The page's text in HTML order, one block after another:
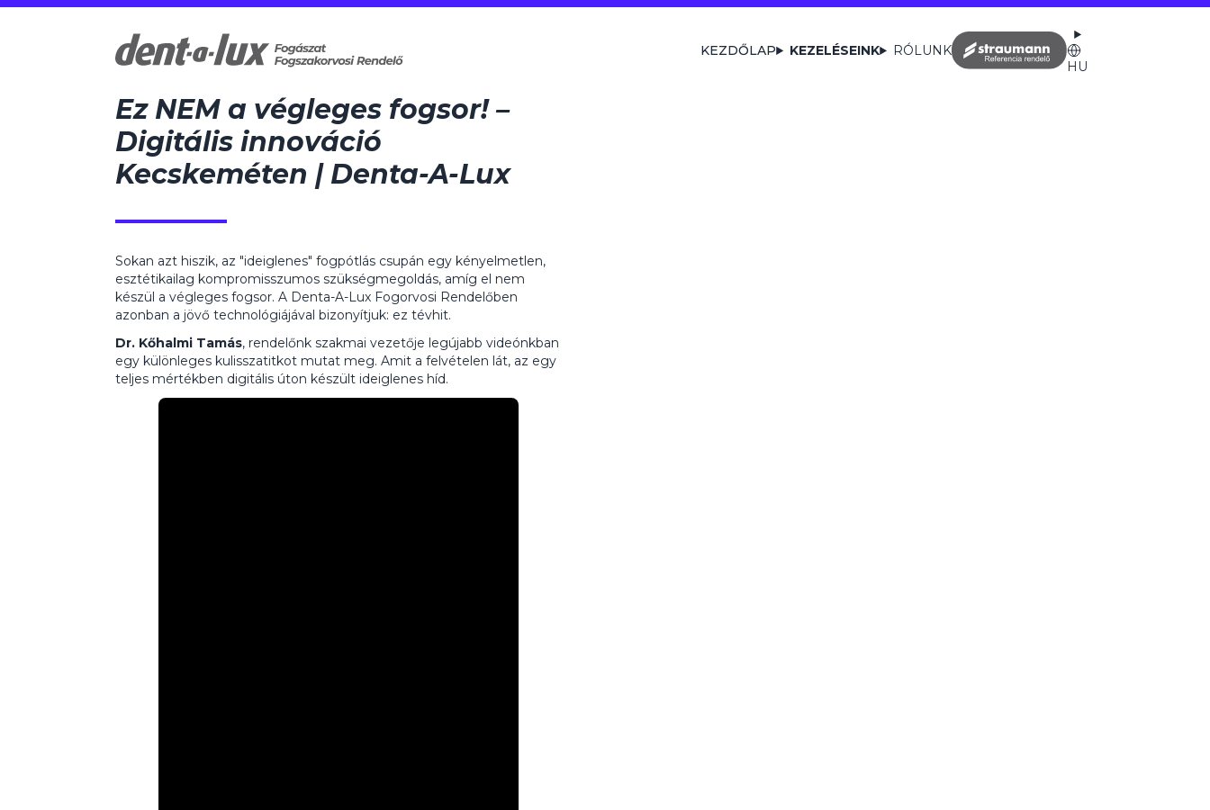
KEZDŐLAP KEZELÉSEINK
RÓLUNK
HU
Ez NEM a végleges fogsor! –
Digitális innováció
Kecskeméten | Denta-A-Lux
Sokan azt hiszik, az "ideiglenes" fogpótlás csupán egy kényelmetlen,
esztétikailag kompromisszumos szükségmegoldás, amíg el nem
készül a végleges fogsor. A Denta-A-Lux Fogorvosi Rendelőben
azonban a jövő technológiájával bizonyítjuk: ez tévhit.
Dr. Kőhalmi Tamás, rendelőnk szakmai vezetője legújabb videónkban
egy különleges kulisszatitkot mutat meg. Amit a felvételen lát, az egy
teljes mértékben digitális úton készült ideiglenes híd.